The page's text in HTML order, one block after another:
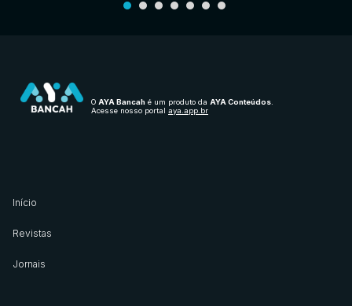
O AYA Bancah é um produto da AYA Conteúdos
Acesse nosso portal aya.app.br
Início
Revistas
Jornais